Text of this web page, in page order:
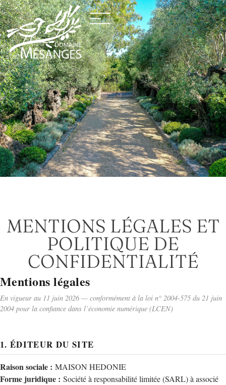
MENTIONS LÉGALES ET
POLITIQUE DE
CONFIDENTIALITÉ
Mentions légales
En vigueur au 11 juin 2026 — conformément à la loi n° 2004-575 du 21 juin
2004 pour la confiance dans l’économie numérique (LCEN)
1. ÉDITEUR DU SITE
Raison sociale : MAISON HEDONIE
Forme juridique : Société à responsabilité limitée (SARL) à associé